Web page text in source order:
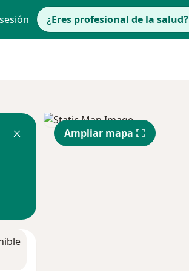
¿Eres profesional de la salud?
Ampliar mapa